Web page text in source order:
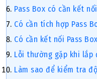
Pass Box có cần kết
Có cần tích hợp Pass
Có cần kết nối Pass
Lỗi thường gặp khi lắp
Làm sao để kiểm tra